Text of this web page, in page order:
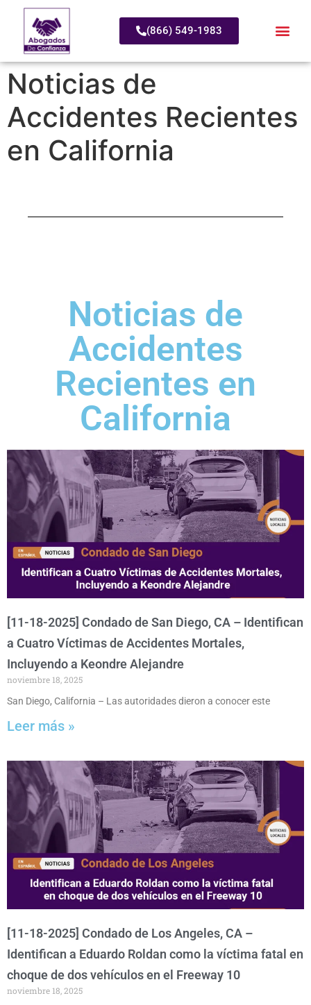
(866) 549-1983
Noticias de
Accidentes Recientes
en California
Noticias de
Accidentes
Recientes en
California
[11-18-2025] Condado de San Diego, CA – Identifican
a Cuatro Víctimas de Accidentes Mortales,
Incluyendo a Keondre Alejandre
noviembre 18, 2025
San Diego, California – Las autoridades dieron a conocer este
Leer más »
[11-18-2025] Condado de Los Angeles, CA –
Identifican a Eduardo Roldan como la víctima fatal en
choque de dos vehículos en el Freeway 10
noviembre 18, 2025